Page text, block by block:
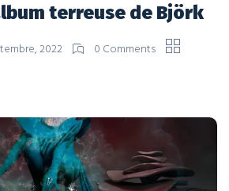
terreuse de Björk
2022
0 Comments